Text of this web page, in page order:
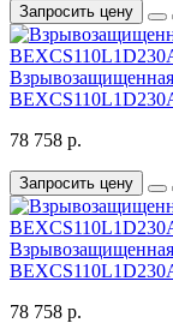
Запросить цену
78 758 р.
Запросить цену
78 758 р.